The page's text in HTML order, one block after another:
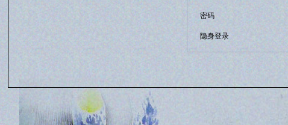
密码
隐身登录